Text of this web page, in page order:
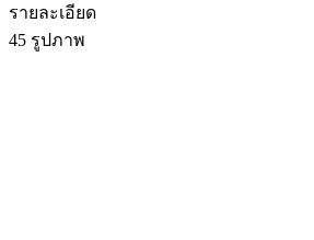
รายละเอียด
45 รูปภาพ